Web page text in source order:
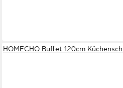
HOMECHO Buffet 120cm